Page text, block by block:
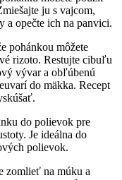
ju s vajcom,
a opečte ich na panvici.
pohánkou môžete
rizoto. Restujte cibuľu
vývar a obľúbenú
do mäkka. Recept
do polievok pre
Je ideálna do
polievok.
zomlieť na múku a